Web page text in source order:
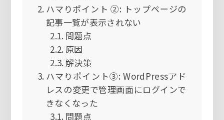
ハマりポイント ②: トップページの
記事一覧が表示されない
問題点
原因
解決策
ハマりポイント③: WordPressアド
レスの変更で管理画面にログインで
きなくなった
問題点